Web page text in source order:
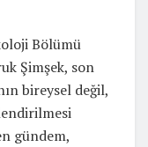
Bölümü
Şimşek, son
bireysel değil,
gündem,